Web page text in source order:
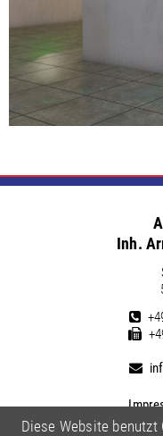
Inh.
Diese Website benutzt